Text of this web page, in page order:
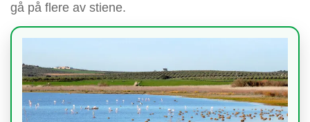
gå på flere av stiene.